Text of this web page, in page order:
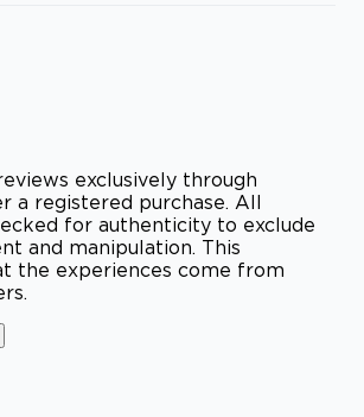
exclusively through
a registered purchase. All
for authenticity to exclude
and manipulation. This
the experiences come from